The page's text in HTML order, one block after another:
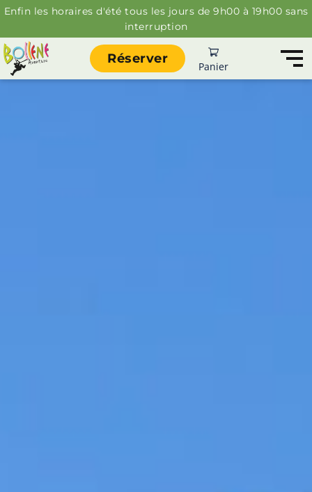
Enfin les horaires d'été tous les jours de 9h00 à 19h00 sans
interruption
Réserver Panier